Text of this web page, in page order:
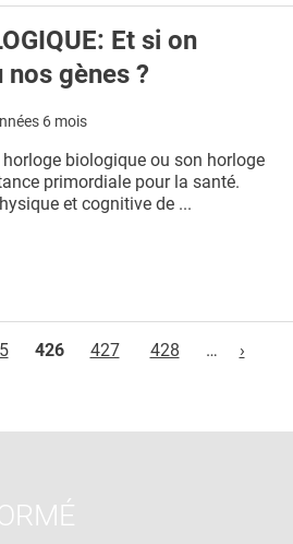
Et si on
gènes ?
6 mois
horloge biologique ou son horloge
primordiale pour la santé.
et cognitive de ...
426 427 428 … ›